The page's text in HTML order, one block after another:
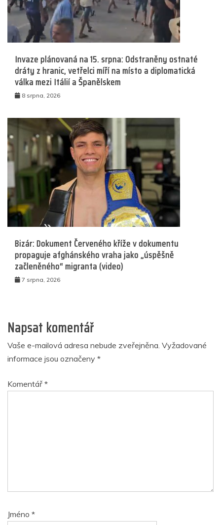
Invaze plánovaná na 15. srpna: Odstraněny ostnaté
dráty z hranic, vetřelci míří na místo a diplomatická
válka mezi Itálií a Španělskem
8 srpna, 2026
Bizár: Dokument Červeného kříže v dokumentu
propaguje afghánského vraha jako „úspěšně
začleněného“ migranta (video)
7 srpna, 2026
Napsat komentář
Vaše e-mailová adresa nebude zveřejněna. Vyžadované
informace jsou označeny *
Komentář *
Jméno *